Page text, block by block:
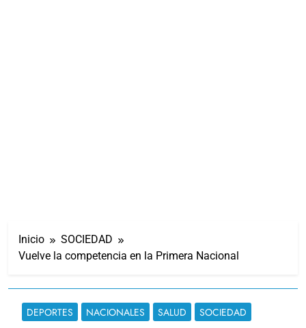
Inicio
SOCIEDAD
Vuelve la competencia en la Primera Nacional
DEPORTES NACIONALES SALUD SOCIEDAD